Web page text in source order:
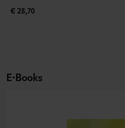
€ 28,70
E-Books